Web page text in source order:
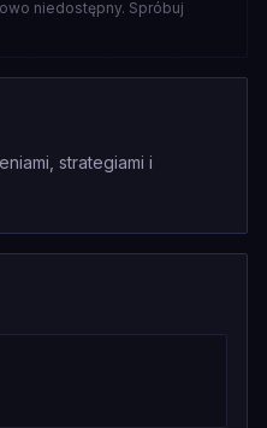
niedostępny. Spróbuj
strategiami i